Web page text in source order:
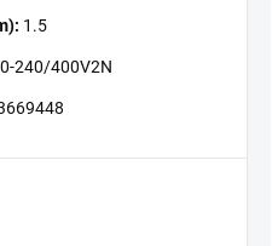
1.5
240/400V2N